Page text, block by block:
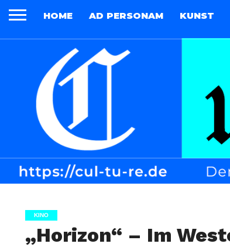
HOME AD PERSONAM KUNST
KINO
„Horizon“ – Im